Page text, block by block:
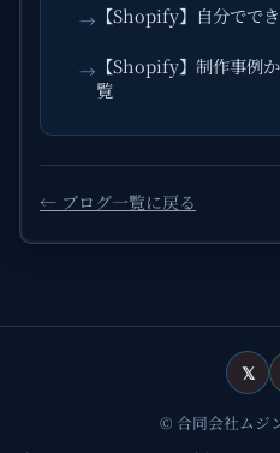
→ 【Shopify】自分でで
→ 【Shopify】制作事例
覧
← ブログ一覧に戻る
𝕏
© 合同会社ムジ